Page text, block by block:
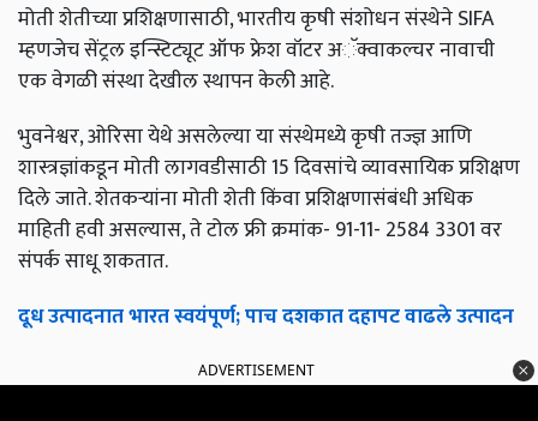
मोती शेतीच्या प्रशिक्षणासाठी, भारतीय कृषी संशोधन संस्थेने SIFA
म्हणजेच सेंट्रल इन्स्टिट्यूट ऑफ फ्रेश वॉटर अॅक्वाकल्चर नावाची
एक वेगळी संस्था देखील स्थापन केली आहे.
भुवनेश्वर, ओरिसा येथे असलेल्या या संस्थेमध्ये कृषी तज्ज्ञ आणि
शास्त्रज्ञांकडून मोती लागवडीसाठी 15 दिवसांचे व्यावसायिक प्रशिक्षण
दिले जाते. शेतकऱ्यांना मोती शेती किंवा प्रशिक्षणासंबंधी अधिक
माहिती हवी असल्यास, ते टोल फ्री क्रमांक- 91-11- 2584 3301 वर
संपर्क साधू शकतात.
दूध उत्पादनात भारत स्वयंपूर्ण; पाच दशकात दहापट वाढले उत्पादन
ADVERTISEMENT